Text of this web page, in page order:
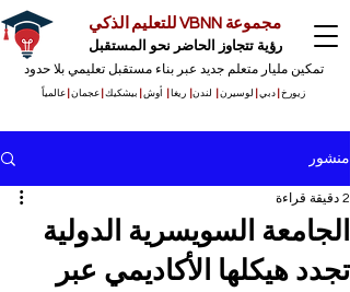
مجموعة VBNN للتعليم الذكي
رؤية تتجاوز الحاضر نحو المستقبل
تمكين مليار متعلم جديد عبر بناء مستقبل تعليمي بلا حدود
زيورخ دبي لوسيرن لندن ريغا أوش بيشكيك عجمان |عالمياً
منشور
الجامعة السويسرية الدولية
تجدد هيكلها الأكاديمي عبر
2 دقيقة قراءة